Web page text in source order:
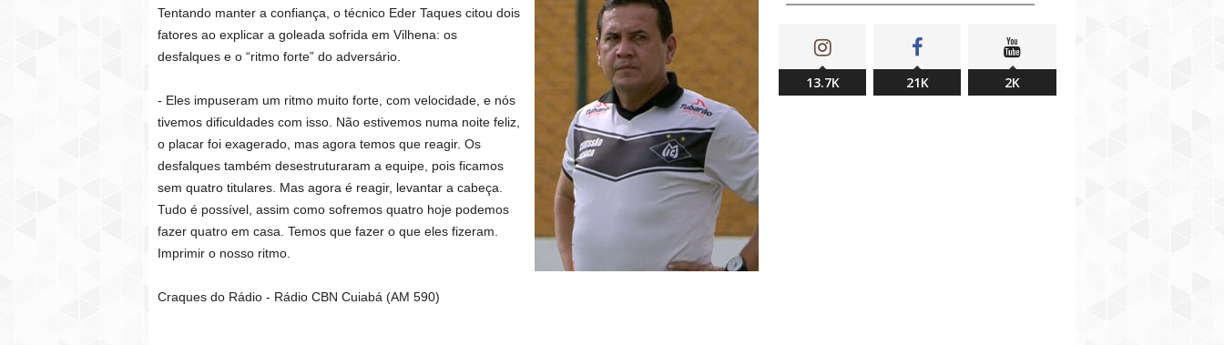
Tentando manter a confiança, o técnico Eder Taques citou dois
fatores ao explicar a goleada sofrida em Vilhena: os
desfalques e o “ritmo forte” do adversário.
- Eles impuseram um ritmo muito forte, com velocidade, e nós
tivemos dificuldades com isso. Não estivemos numa noite feliz,
o placar foi exagerado, mas agora temos que reagir. Os
desfalques também desestruturaram a equipe, pois ficamos
sem quatro titulares. Mas agora é reagir, levantar a cabeça.
Tudo é possível, assim como sofremos quatro hoje podemos
fazer quatro em casa. Temos que fazer o que eles fizeram.
Imprimir o nosso ritmo.
Craques do Rádio - Rádio CBN Cuiabá (AM 590)
13.7K 21K 2K